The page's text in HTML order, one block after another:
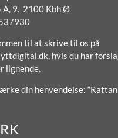
A, 9. 2100 Kbh Ø
til at skrive til os på
hvis du har
lignende.
din henvendelse: